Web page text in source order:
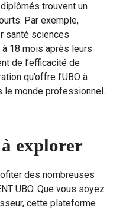
trouvent un
Par exemple,
santé sciences
18 mois après leurs
de l’efficacité de
qu’offre l’UBO à
le monde professionnel.
explorer
des nombreuses
UBO. Que vous soyez
cette plateforme